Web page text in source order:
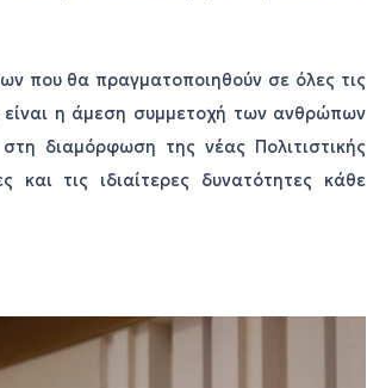
που θα πραγματοποιηθούν σε όλες τις
είναι η άμεση συμμετοχή των ανθρώπων
διαμόρφωση της νέας Πολιτιστικής
τις ιδιαίτερες δυνατότητες κάθε